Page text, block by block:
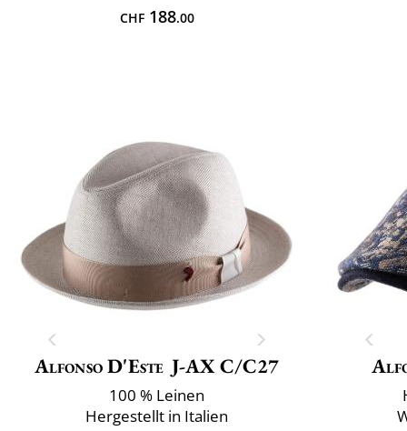
CHF188.00
Alfonso D'Este J-AX C/C27
100 % Leinen
Hergestellt in Italien